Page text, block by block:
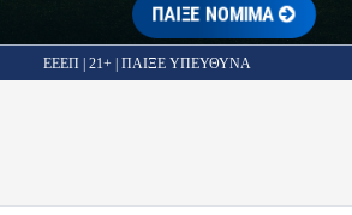
ΠΑΙΞΕ ΝΟΜΙΜΑ
ΕΕΕΠ | 21+ | ΠΑΙΞΕ ΥΠΕΥΘΥΝΑ